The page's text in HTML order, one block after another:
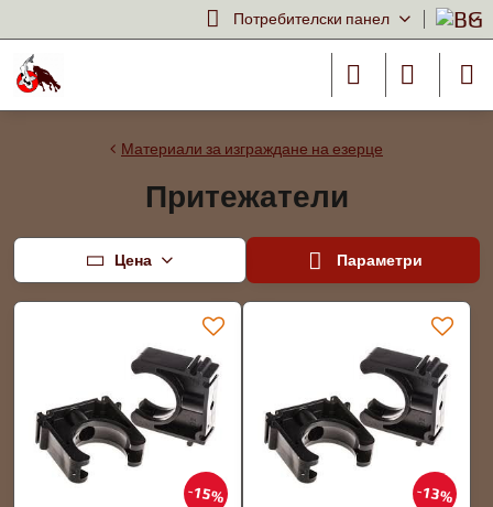
Потребителски панел
Материали за изграждане на езерце
Притежатели
Цена Параметри
15% 13%